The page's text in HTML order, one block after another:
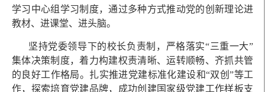
学习中心组学习制度，通过多种方式推动党的创新理论进
教材、进课堂、进头脑。
坚持党委领导下的校长负责制，严格落实“三重一大”
集体决策制度，着力构建权责清晰、运转顺畅、齐抓共管
的良好工作格局。扎实推进党建标准化建设和“双创”等工
作，探索培育党建品牌，成功创建国家级党建工作样板支